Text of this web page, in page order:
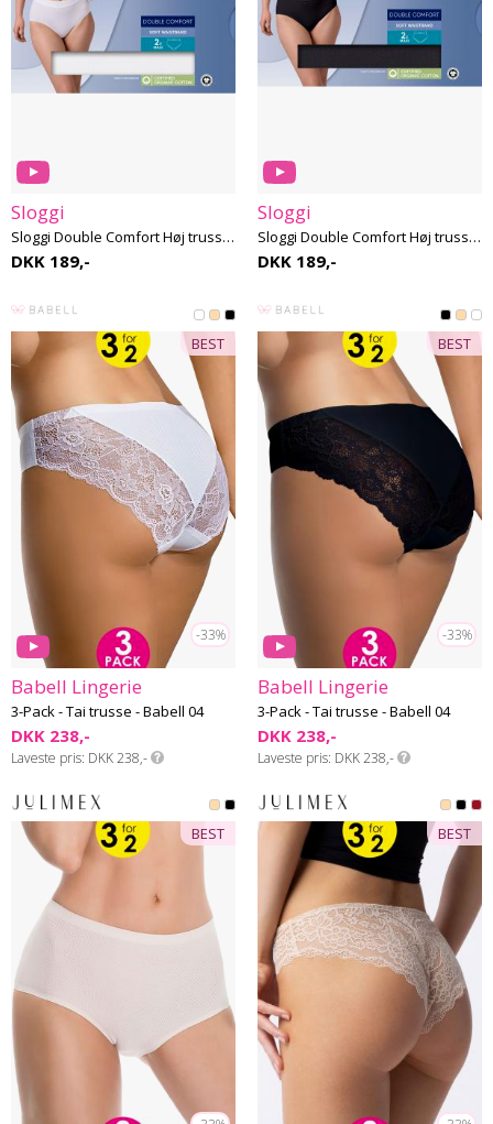
Sloggi
Sloggi Double Comfort Høj trusse - Bomuld - 2 Pak
DKK 189,-
Sloggi
Sloggi Double Comfort Høj trusse - Bomuld - 2 Pak
DKK 189,-
-33%
BEST
Babell Lingerie
3-Pack - Tai trusse - Babell 04
DKK 238,-
Laveste pris DKK 238,-
-33%
BEST
Babell Lingerie
3-Pack - Tai trusse - Babell 04
DKK 238,-
Laveste pris DKK 238,-
BEST BEST